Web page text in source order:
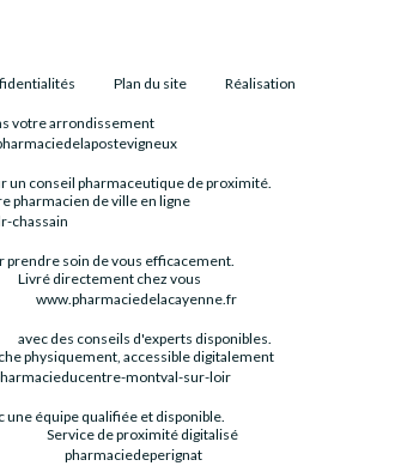
Plan du site Réalisation
votre arrondissement
un conseil pharmaceutique de proximité.
pharmacien de ville en ligne
chassain
prendre soin de vous efficacement.
Livré directement chez vous
www.pharmaciedelacayenne.fr
avec des conseils d'experts disponibles.
physiquement, accessible digitalement
montval-sur-loir
une équipe qualifiée et disponible.
Service de proximité digitalisé
pharmaciedeperignat